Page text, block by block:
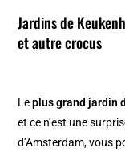
Jardins de
et autre crocus
Leplus grand jardin
et ce n’est une
d’Amsterdam, vous